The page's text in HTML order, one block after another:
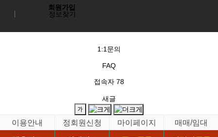
회원가입
정보찾기
1:1문의
FAQ
접속자 78
새글
이용안내 정회원신청 마이페이지
매매/임대